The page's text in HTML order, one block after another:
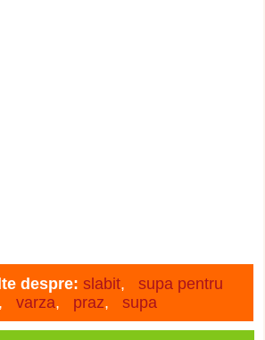
despre: slabit, supa pentru
, varza, praz, supa